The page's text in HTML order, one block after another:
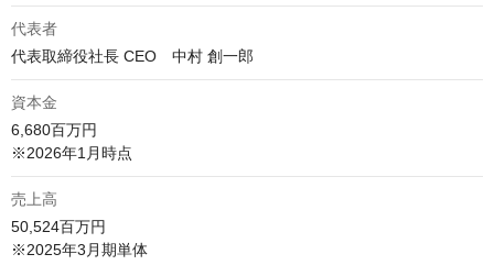
代表者
代表取締役社長 CEO　中村 創一郎
資本金
6,680百万円
売上高
50,524百万円
※2025年3月期単体